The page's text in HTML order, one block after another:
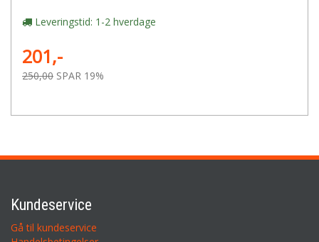
Leveringstid: 1-2 hverdage
201,-
250,00 SPAR 19%
Kundeservice
Gå til kundeservice